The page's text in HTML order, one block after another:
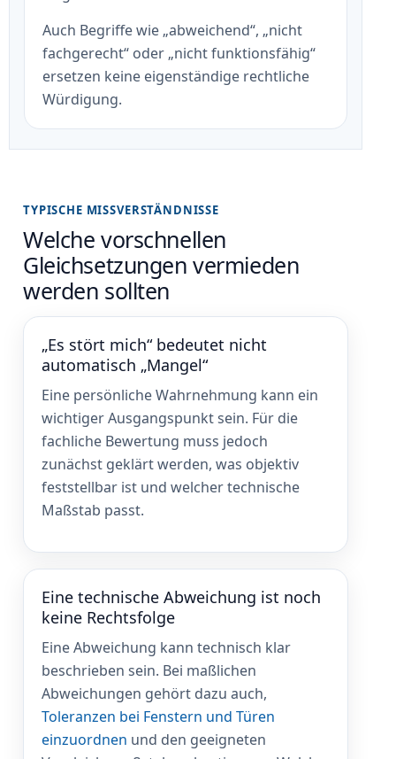
Auch Begriffe wie „abweichend“, „nicht
fachgerecht“ oder „nicht funktionsfähig“
ersetzen keine eigenständige rechtliche
Würdigung.
TYPISCHE MISSVERSTÄNDNISSE
Welche vorschnellen
Gleichsetzungen vermieden
werden sollten
„Es stört mich“ bedeutet nicht
automatisch „Mangel“
Eine persönliche Wahrnehmung kann ein
wichtiger Ausgangspunkt sein. Für die
fachliche Bewertung muss jedoch
zunächst geklärt werden, was objektiv
feststellbar ist und welcher technische
Maßstab passt.
Eine technische Abweichung ist noch
keine Rechtsfolge
Eine Abweichung kann technisch klar
beschrieben sein. Bei maßlichen
Abweichungen gehört dazu auch,
Toleranzen bei Fenstern und Türen
einzuordnen und den geeigneten